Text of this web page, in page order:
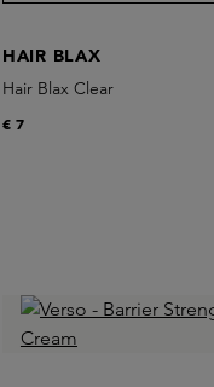
HAIR BLAX
Hair Blax Clear
€ 7